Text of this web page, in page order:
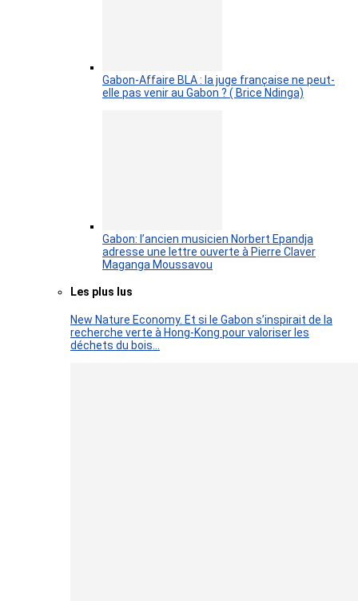
Gabon-Affaire BLA : la juge française ne peut-
elle pas venir au Gabon ? ( Brice Ndinga)
Gabon: l’ancien musicien Norbert Epandja
adresse une lettre ouverte à Pierre Claver
Maganga Moussavou
Les plus lus
New Nature Economy. Et si le Gabon s’inspirait de la
recherche verte à Hong-Kong pour valoriser les
déchets du bois…